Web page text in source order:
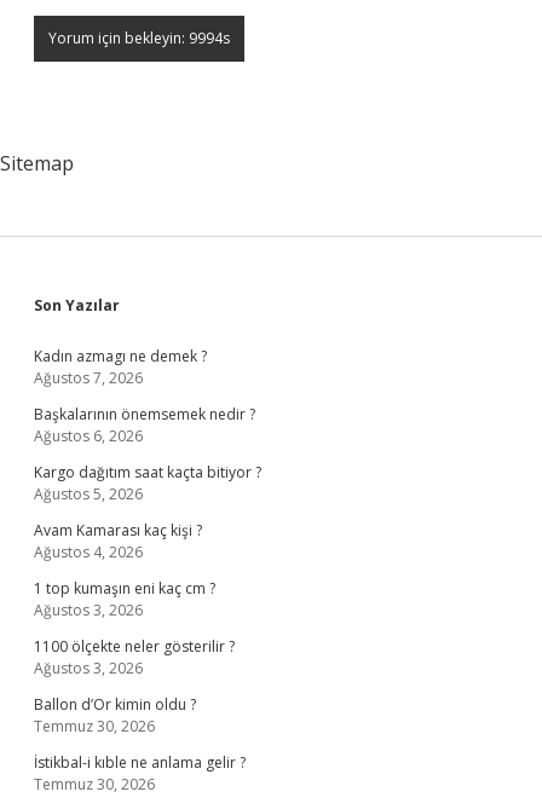
Sitemap
Sidebar
Son Yazılar
Kadın azmagı ne demek ?
Ağustos 7, 2026
Başkalarının önemsemek nedir ?
Ağustos 6, 2026
Kargo dağıtım saat kaçta bitiyor ?
Ağustos 5, 2026
Avam Kamarası kaç kişi ?
Ağustos 4, 2026
1 top kumaşın eni kaç cm ?
Ağustos 3, 2026
1100 ölçekte neler gösterilir ?
Ağustos 3, 2026
Ballon d’Or kimin oldu ?
Temmuz 30, 2026
İstikbal-i kıble ne anlama gelir ?
Temmuz 30, 2026